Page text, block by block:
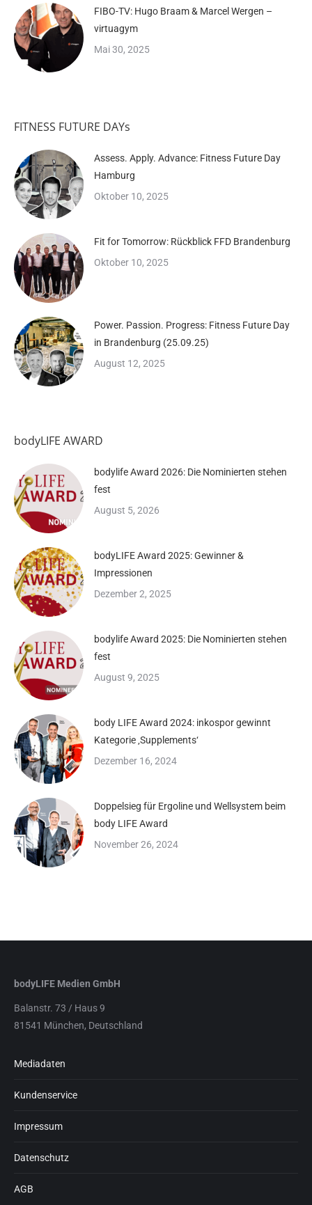
FIBO-TV: Hugo Braam & Marcel Wergen –
virtuagym
Mai 30, 2025
FITNESS FUTURE DAYs
Assess. Apply. Advance: Fitness Future Day
Hamburg
Oktober 10, 2025
Fit for Tomorrow: Rückblick FFD Brandenburg
Oktober 10, 2025
Power. Passion. Progress: Fitness Future Day
in Brandenburg (25.09.25)
August 12, 2025
bodyLIFE AWARD
bodylife Award 2026: Die Nominierten stehen
fest
August 5, 2026
bodyLIFE Award 2025: Gewinner &
Impressionen
Dezember 2, 2025
bodylife Award 2025: Die Nominierten stehen
fest
August 9, 2025
body LIFE Award 2024: inkospor gewinnt
Kategorie ‚Supplements‘
Dezember 16, 2024
Doppelsieg für Ergoline und Wellsystem beim
body LIFE Award
November 26, 2024
bodyLIFE Medien GmbH
Balanstr. 73 / Haus 9
81541 München, Deutschland
Mediadaten
Kundenservice
Impressum
Datenschutz
AGB